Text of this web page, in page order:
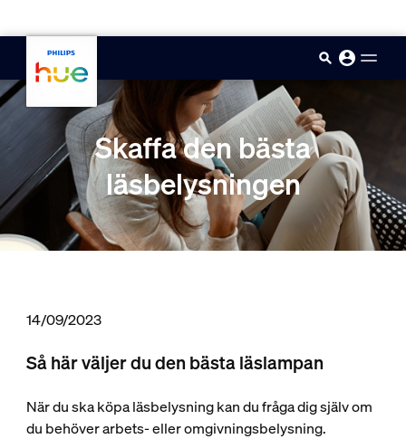
Skaffa den bästa
läsbelysningen
14/09/2023
Så här väljer du den bästa läslampan
När du ska köpa läsbelysning kan du fråga dig själv om
du behöver arbets- eller omgivningsbelysning.